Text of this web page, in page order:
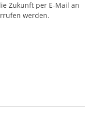
Zukunft per E-Mail an
werden.